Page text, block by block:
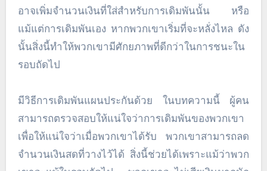
อาจเพิ่มจำนวนเงินที่ใส่สำหรับการเดิมพันนั้น หรือ
แม้แต่การเดิมพันเอง หากพวกเขาเริ่มที่จะหลั่งไหล ดัง
นั้นสิ่งนี้ทำให้พวกเขามีศักยภาพที่ดีกว่าในการชนะใน
รอบถัดไป
มีวิธีการเดิมพันแผนประกันด้วย ในบทความนี้ ผู้คน
สามารถตรวจสอบให้แน่ใจว่าการเดิมพันของพวกเขา
เพื่อให้แน่ใจว่าเมื่อพวกเขาได้รับ พวกเขาสามารถลด
จำนวนเงินสดที่วางไว้ได้ สิ่งนี้ช่วยได้เพราะแม้ว่าพวก